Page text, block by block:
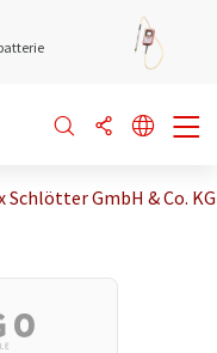
Schlötter GmbH & Co. KG